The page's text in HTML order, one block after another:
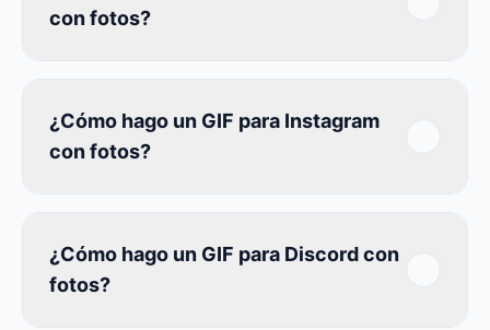
con fotos?
¿Cómo hago un GIF para Instagram
con fotos?
¿Cómo hago un GIF para Discord con
fotos?